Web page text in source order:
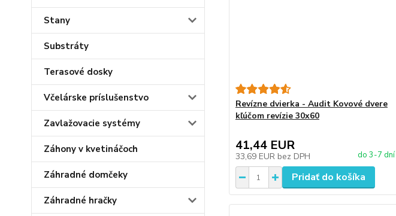
Stany
Substráty
Terasové dosky
Včelárske príslušenstvo
Zavlažovacie systémy
Záhony v kvetináčoch
Záhradné domčeky
Záhradné hračky
Revízne dvierka - Audit Kovové dvere
kľúčom revízie 30x60
41,44 EUR
33,69 EUR bez DPH do 3-7 dní
Pridať do košíka